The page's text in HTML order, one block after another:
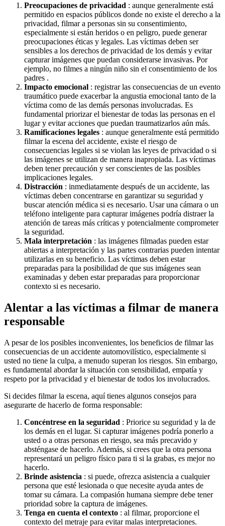
Preocupaciones de privacidad : aunque generalmente está
permitido en espacios públicos donde no existe el derecho a la
privacidad, filmar a personas sin su consentimiento,
especialmente si están heridos o en peligro, puede generar
preocupaciones éticas y legales. Las víctimas deben ser
sensibles a los derechos de privacidad de los demás y evitar
capturar imágenes que puedan considerarse invasivas. Por
ejemplo, no filmes a ningún niño sin el consentimiento de los
padres .
Impacto emocional : registrar las consecuencias de un evento
traumático puede exacerbar la angustia emocional tanto de la
víctima como de las demás personas involucradas. Es
fundamental priorizar el bienestar de todas las personas en el
lugar y evitar acciones que puedan traumatizarlos aún más.
Ramificaciones legales : aunque generalmente está permitido
filmar la escena del accidente, existe el riesgo de
consecuencias legales si se violan las leyes de privacidad o si
las imágenes se utilizan de manera inapropiada. Las víctimas
deben tener precaución y ser conscientes de las posibles
implicaciones legales.
Distracción : inmediatamente después de un accidente, las
víctimas deben concentrarse en garantizar su seguridad y
buscar atención médica si es necesario. Usar una cámara o un
teléfono inteligente para capturar imágenes podría distraer la
atención de tareas más críticas y potencialmente comprometer
la seguridad.
Mala interpretación : las imágenes filmadas pueden estar
abiertas a interpretación y las partes contrarias pueden intentar
utilizarlas en su beneficio. Las víctimas deben estar
preparadas para la posibilidad de que sus imágenes sean
examinadas y deben estar preparadas para proporcionar
contexto si es necesario.
Alentar a las víctimas a filmar de manera
responsable
A pesar de los posibles inconvenientes, los beneficios de filmar las
consecuencias de un accidente automovilístico, especialmente si
usted no tiene la culpa, a menudo superan los riesgos. Sin embargo,
es fundamental abordar la situación con sensibilidad, empatía y
respeto por la privacidad y el bienestar de todos los involucrados.
Si decides filmar la escena, aquí tienes algunos consejos para
asegurarte de hacerlo de forma responsable:
Concéntrese en la seguridad : Priorice su seguridad y la de
los demás en el lugar. Si capturar imágenes podría ponerlo a
usted o a otras personas en riesgo, sea más precavido y
absténgase de hacerlo. Además, si crees que la otra persona
representará un peligro físico para ti si la grabas, es mejor no
hacerlo.
Brinde asistencia : si puede, ofrezca asistencia a cualquier
persona que esté lesionada o que necesite ayuda antes de
tomar su cámara. La compasión humana siempre debe tener
prioridad sobre la captura de imágenes.
Tenga en cuenta el contexto : al filmar, proporcione el
contexto del metraje para evitar malas interpretaciones.